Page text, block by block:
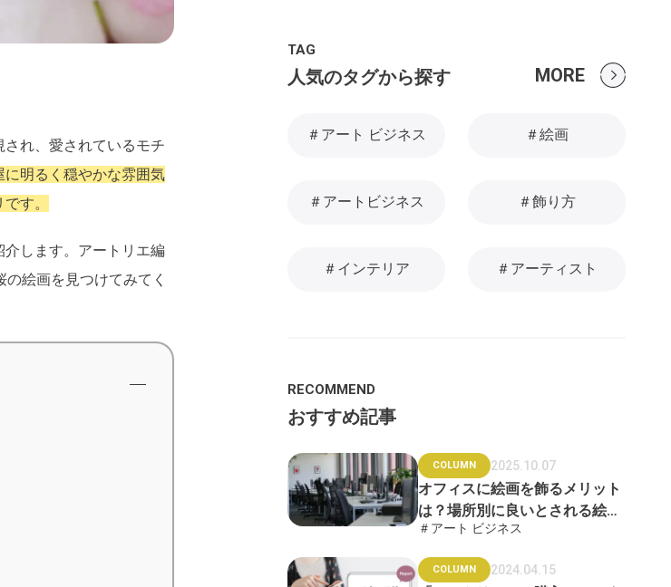
れ、愛されているモチ
明るく穏やかな雰囲気
す。
します。アートリエ編
絵画を見つけてみてく
TAG
人気のタグから探す MORE
＃アート ビジネス ＃絵画
＃アートビジネス ＃飾り方
＃インテリア ＃アーティスト
RECOMMEND
おすすめ記事
COLUMN 2025.10.07
オフィスに絵画を飾るメリット
は？場所別に良いとされる絵画
も紹介
＃アート ビジネス
COLUMN 2024.04.15